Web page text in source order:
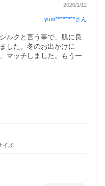
2026/1/12
yum********さん
ルクと言う事で、肌に良
した。冬のお出かけに
マッチしました。もう一
イズ